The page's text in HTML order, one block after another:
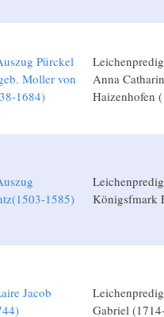
Pürckel
Moller von
1684)
Anna
Haizenhofen
1585)
Königsfmark
Jacob
Gabriel